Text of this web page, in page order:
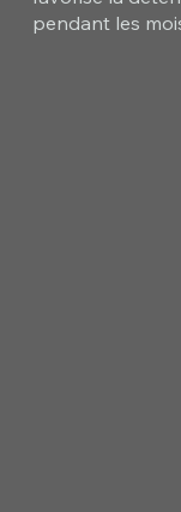
pendant les